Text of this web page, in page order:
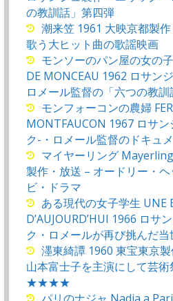
の教訓話」第四弾
潮来笠 1961 大映京都製
歌う大ヒット曲の歌謡映画
モンソーのパン屋の女の
DE MONCEAU 1962 ロサン
ロメール監督の「六つの教
モンフォーコンの農婦
MONTFAUCON 1967 ロサン
ク-・ロメール監督のドキュ
マイヤーリング
製作・放送 – オードリー・
ビ・ドラマ
ある現代の女子学生 UNE
D’AUJOURD’HUI 1966 ロサ
ク・ロメールが再び挑んだ
濹東綺譚 1960 東宝東京
山本富士子を主演にして芸
★★★★